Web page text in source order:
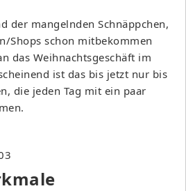
der mangelnden Schnäppchen,
Shops schon mitbekommen
das Weihnachtsgeschäft im
ist das bis jetzt nur bis
die jeden Tag mit ein paar